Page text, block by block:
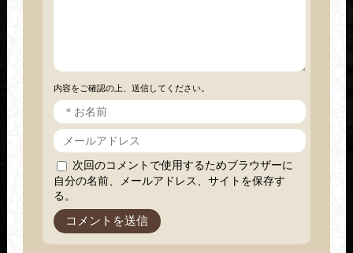
内容をご確認の上、送信してください。
次回のコメントで使用するためブラウザーに
自分の名前、メールアドレス、サイトを保存す
る。